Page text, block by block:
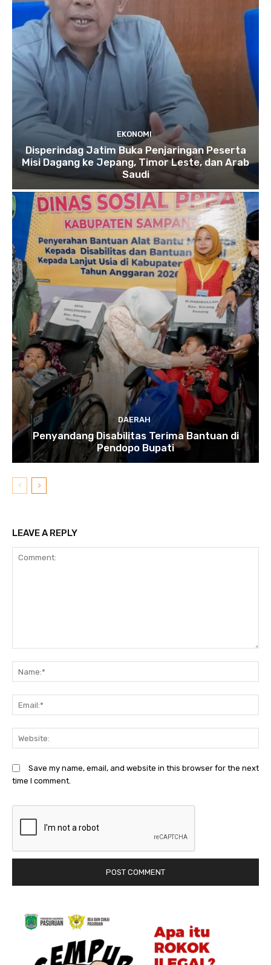
EKONOMI
Disperindag Jatim Buka Penjaringan Peserta
Misi Dagang ke Jepang, Timor Leste, dan Arab
Saudi
DAERAH
Penyandang Disabilitas Terima Bantuan di
Pendopo Bupati
LEAVE A REPLY
Save my name, email, and website in this browser for the next
time I comment.